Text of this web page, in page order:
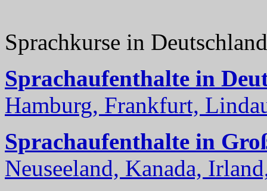
Sprachkurse in
Sprachaufenthalte in
Hamburg, Frankfurt,
Sprachaufenthalte in
Neuseeland, Kanada,